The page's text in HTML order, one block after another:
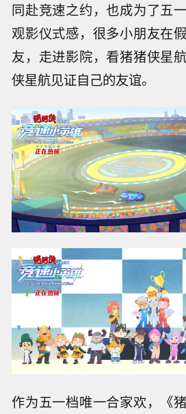
同赴竞速之约，也成为了五
观影仪式感，很多小朋友在
友，走进影院，看猪猪侠星
侠星航见证自己的友谊。
作为五一档唯一合家欢，《